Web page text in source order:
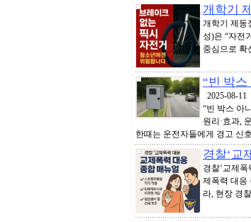
개학기
개학기 제동
성)은 “자전
중심으로 확
“빈 박
2025-08-11
“빈 박스 아
원리·효과,
한때는 운전자들에게 경고 신
경찰‘교
경찰‘교제
제폭력 대응
라, 현장 경